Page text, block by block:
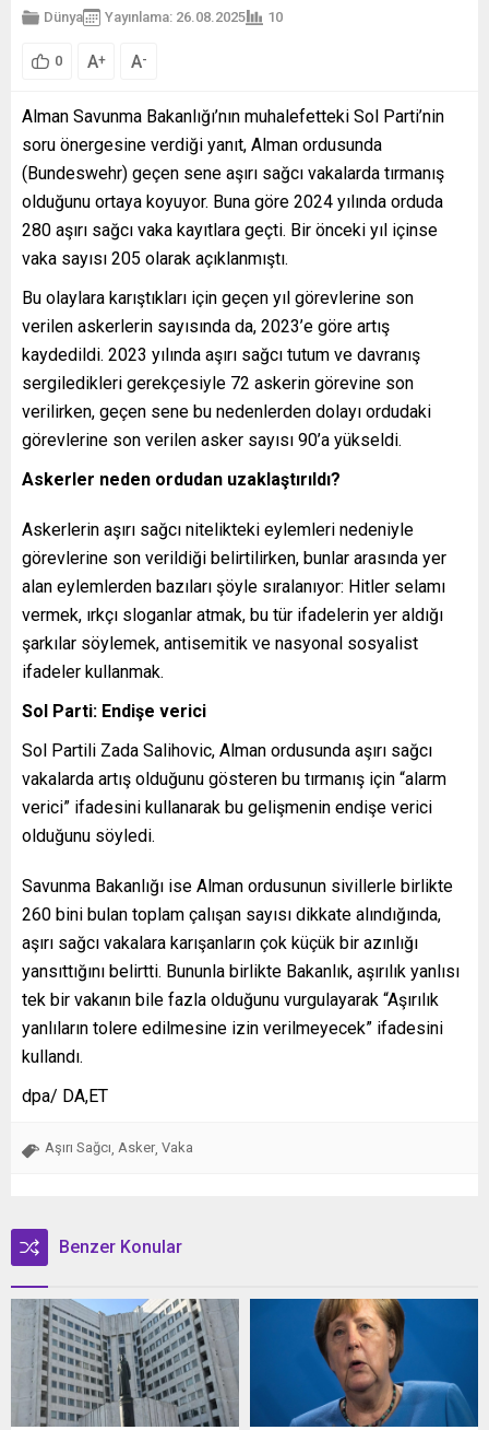
Dünya Yayınlama: 26.08.2025 10
0 A+ A-
Alman Savunma Bakanlığı’nın muhalefetteki Sol Parti’nin
soru önergesine verdiği yanıt, Alman ordusunda
(Bundeswehr) geçen sene aşırı sağcı vakalarda tırmanış
olduğunu ortaya koyuyor. Buna göre 2024 yılında orduda
280 aşırı sağcı vaka kayıtlara geçti. Bir önceki yıl içinse
vaka sayısı 205 olarak açıklanmıştı.
Bu olaylara karıştıkları için geçen yıl görevlerine son
verilen askerlerin sayısında da, 2023’e göre artış
kaydedildi. 2023 yılında aşırı sağcı tutum ve davranış
sergiledikleri gerekçesiyle 72 askerin görevine son
verilirken, geçen sene bu nedenlerden dolayı ordudaki
görevlerine son verilen asker sayısı 90’a yükseldi.
Askerler neden ordudan uzaklaştırıldı?
Askerlerin aşırı sağcı nitelikteki eylemleri nedeniyle
görevlerine son verildiği belirtilirken, bunlar arasında yer
alan eylemlerden bazıları şöyle sıralanıyor: Hitler selamı
vermek, ırkçı sloganlar atmak, bu tür ifadelerin yer aldığı
şarkılar söylemek, antisemitik ve nasyonal sosyalist
ifadeler kullanmak.
Sol Parti: Endişe verici
Sol Partili Zada Salihovic, Alman ordusunda aşırı sağcı
vakalarda artış olduğunu gösteren bu tırmanış için “alarm
verici” ifadesini kullanarak bu gelişmenin endişe verici
olduğunu söyledi.
Savunma Bakanlığı ise Alman ordusunun sivillerle birlikte
260 bini bulan toplam çalışan sayısı dikkate alındığında,
aşırı sağcı vakalara karışanların çok küçük bir azınlığı
yansıttığını belirtti. Bununla birlikte Bakanlık, aşırılık yanlısı
tek bir vakanın bile fazla olduğunu vurgulayarak “Aşırılık
yanlıların tolere edilmesine izin verilmeyecek” ifadesini
kullandı.
dpa/ DA,ET
Aşırı Sağcı Asker Vaka
Benzer Konular